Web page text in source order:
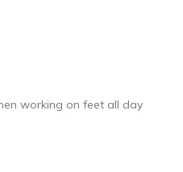
working on feet all day